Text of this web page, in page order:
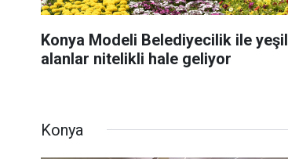
Konya Modeli Belediyecilik ile yeşil
alanlar nitelikli hale geliyor
Konya